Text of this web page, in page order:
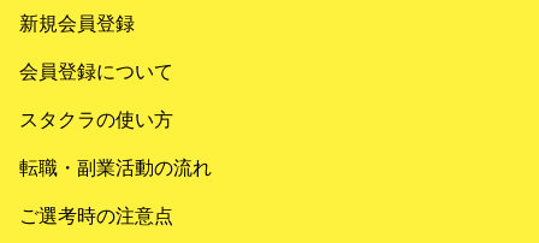
新規会員登録
会員登録について
スタクラの使い方
転職・副業活動の流れ
ご選考時の注意点